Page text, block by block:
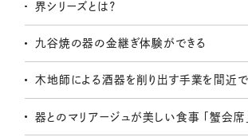
界シリーズとは？
九谷焼の器の金継ぎ体験ができる
木地師による酒器を削り出す手業を間近で
器とのマリアージュが美しい食事 「蟹会席